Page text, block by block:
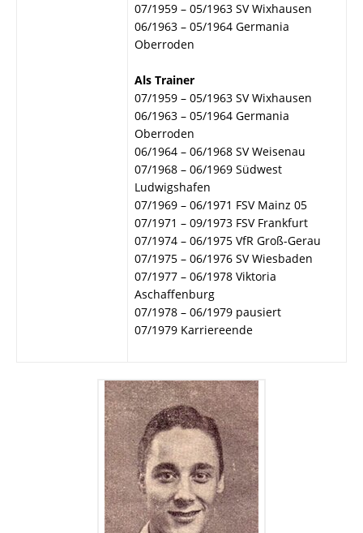
07/1959 – 05/1963 SV Wixhausen
06/1963 – 05/1964 Germania
Oberroden
Als Trainer
07/1959 – 05/1963 SV Wixhausen
06/1963 – 05/1964 Germania
Oberroden
06/1964 – 06/1968 SV Weisenau
07/1968 – 06/1969 Südwest
Ludwigshafen
07/1969 – 06/1971 FSV Mainz 05
07/1971 – 09/1973 FSV Frankfurt
07/1974 – 06/1975 VfR Groß-Gerau
07/1975 – 06/1976 SV Wiesbaden
07/1977 – 06/1978 Viktoria
Aschaffenburg
07/1978 – 06/1979 pausiert
07/1979 Karriereende